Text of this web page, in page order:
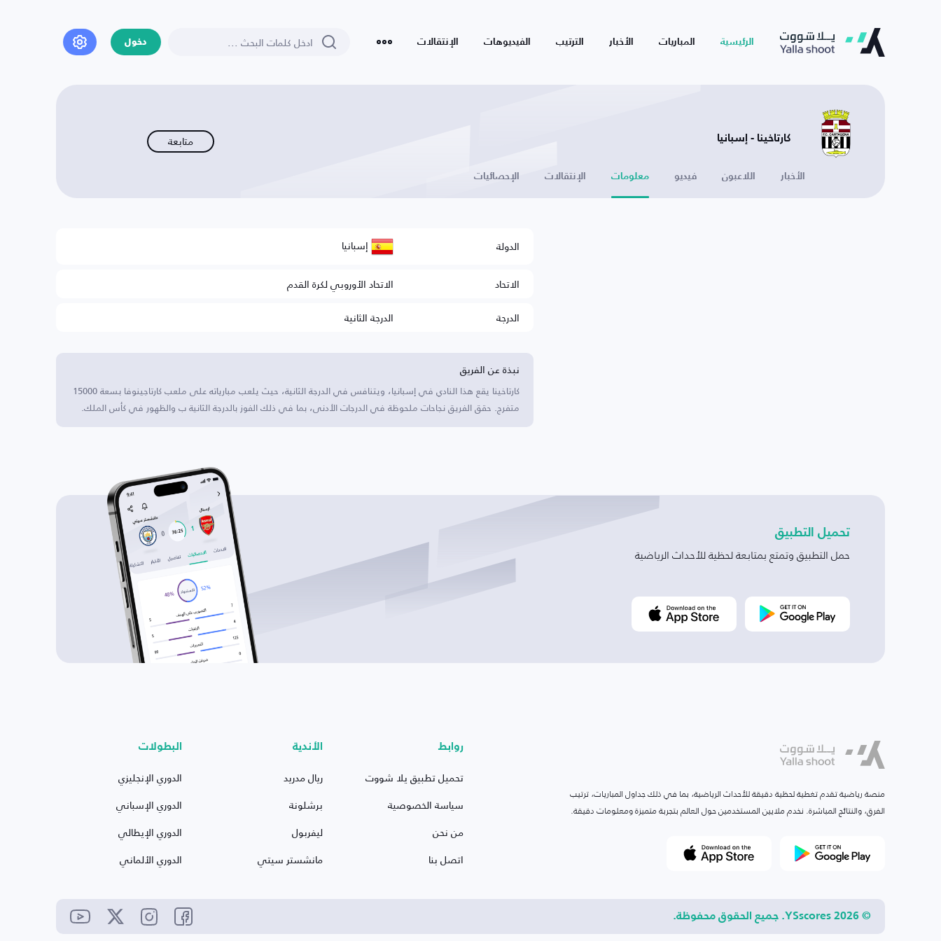
الرئيسية المباريات الأخبار الترتيب الفيديوهات الإنتقالات دخول
كارتاخينا - إسبانيا متابعة
الأخبار اللاعبون فيديو معلومات الإنتقالات الإحصائيات
الدولة إسبانيا
الاتحاد
الاتحاد الأوروبي لكرة القدم
الدرجة
الدرجة الثانية
نبذة عن الفريق
كارتاخينا يقع هذا النادي في إسبانيا، ويتنافس في الدرجة الثانية، حيث يلعب مبارياته على ملعب كارتاجينوفا بسعة 15000
متفرج. حقق الفريق نجاحات ملحوظة في الدرجات الأدنى، بما في ذلك الفوز بالدرجة الثانية ب والظهور في كأس الملك.
تحميل التطبيق
حمل التطبيق وتمتع بمتابعة لحظية للأحداث الرياضية
منصة رياضية تقدم تغطية لحظية دقيقة للأحداث الرياضية، بما في ذلك جداول المباريات، ترتيب
الفرق، والنتائج المباشرة. نخدم ملايين المستخدمين حول العالم بتجربة متميزة ومعلومات دقيقة.
روابط
تحميل تطبيق يلا شووت
سياسة الخصوصية
من نحن
اتصل بنا
الأندية
ريال مدريد
برشلونة
ليفربول
مانشستر سيتي
البطولات
الدوري الإنجليزي
الدوري الإسباني
الدوري الإيطالي
الدوري الألماني
© 2026 YSscores. جميع الحقوق محفوظة.